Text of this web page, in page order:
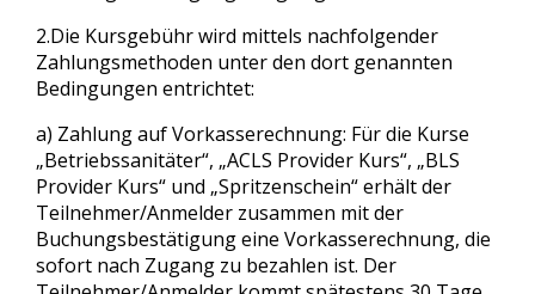
2.Die Kursgebühr wird mittels nachfolgender
Zahlungsmethoden unter den dort genannten
Bedingungen entrichtet:
a) Zahlung auf Vorkasserechnung: Für die Kurse
„Betriebssanitäter“, „ACLS Provider Kurs“, „BLS
Provider Kurs“ und „Spritzenschein“ erhält der
Teilnehmer/Anmelder zusammen mit der
Buchungsbestätigung eine Vorkasserechnung, die
sofort nach Zugang zu bezahlen ist. Der